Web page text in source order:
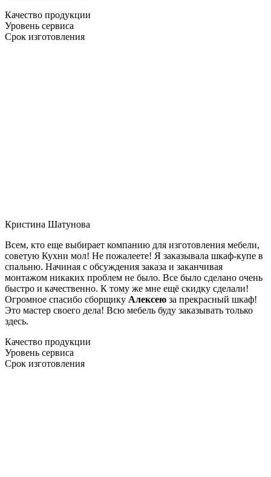
Качество продукции
Уровень сервиса
Срок изготовления
Кристина Шатунова
Всем, кто еще выбирает компанию для изготовления мебели,
советую Кухни мол! Не пожалеете! Я заказывала шкаф-купе в
спальню. Начиная с обсуждения заказа и заканчивая
монтажом никаких проблем не было. Все было сделано очень
быстро и качественно. К тому же мне ещё скидку сделали!
Огромное спасибо сборщику Алексею за прекрасный шкаф!
Это мастер своего дела! Всю мебель буду заказывать только
здесь.
Качество продукции
Уровень сервиса
Срок изготовления